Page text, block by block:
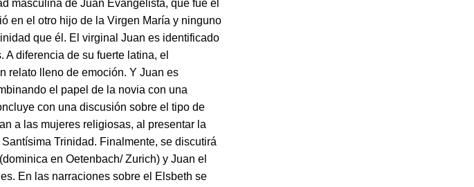
masculina de Juan Evangelista, que fue el
en el otro hijo de la Virgen María y ninguno
que él. El virginal Juan es identificado
diferencia de su fuerte latina, el
relato lleno de emoción. Y Juan es
el papel de la novia con una
con una discusión sobre el tipo de
a las mujeres religiosas, al presentar la
Trinidad. Finalmente, se discutirá
en Oetenbach/ Zurich) y Juan el
En las narraciones sobre el Elsbeth se